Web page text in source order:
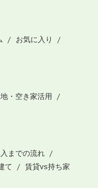
お気に入り
・空き家活用
までの流れ
て 賃貸vs持ち家